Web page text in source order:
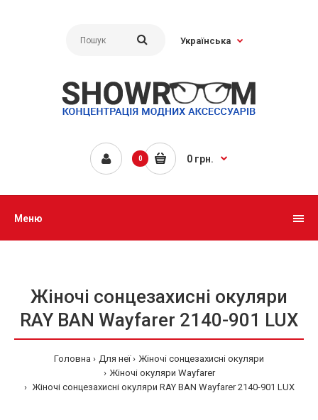
Українська
0 0 грн.
Меню
Жіночі сонцезахисні окуляри
RAY BAN Wayfarer 2140-901 LUX
Головна Для неї
Жіночі сонцезахисні окуляри
Жіночі окуляри Wayfarer
Жіночі сонцезахисні окуляри RAY BAN Wayfarer 2140-901 LUX